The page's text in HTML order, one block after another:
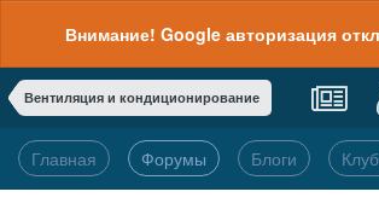
Внимание! Google авторизация
Вентиляция и кондиционирование
Главная Форумы Блоги